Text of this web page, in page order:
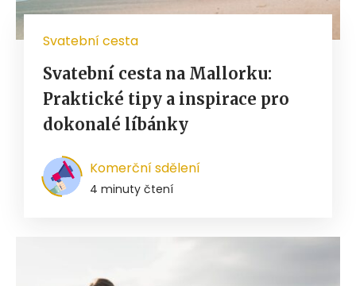
Svatební cesta
Svatební cesta na Mallorku:
Praktické tipy a inspirace pro
dokonalé líbánky
Komerční sdělení
4 minuty čtení